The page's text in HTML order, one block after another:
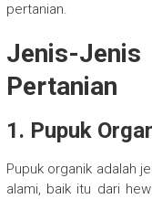
pertanian.
Jenis-
Pertanian
1. Pupuk
Pupuk organik adalah
alami, baik itu dari